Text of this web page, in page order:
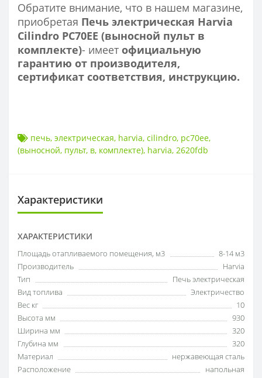
Обратите внимание, что в нашем магазине,
приобретая Печь электрическая Harvia
Cilindro PC70EE (выносной пульт в
комплекте)- имеет официальную
гарантию от производителя,
сертификат соответствия, инструкцию.
печь, электрическая, harvia, cilindro, pc70ee,
(выносной, пульт, в, комплекте), harvia, 2620fdb
Характеристики
ХАРАКТЕРИСТИКИ
Площадь отапливаемого помещения, м3
8-14 м3
Производитель
Harvia
Тип
Печь электрическая
Вид топлива
Электричество
Вес кг
10
Высота мм
930
Ширина мм
320
Глубина мм
320
Материал
нержавеющая сталь
Расположение
напольная